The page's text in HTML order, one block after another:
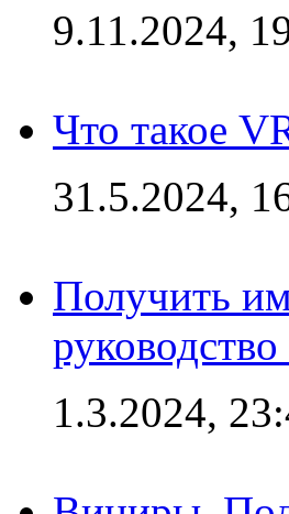
9.11.2024,
Что такое
31.5.2024,
Получить
1.3.2024,